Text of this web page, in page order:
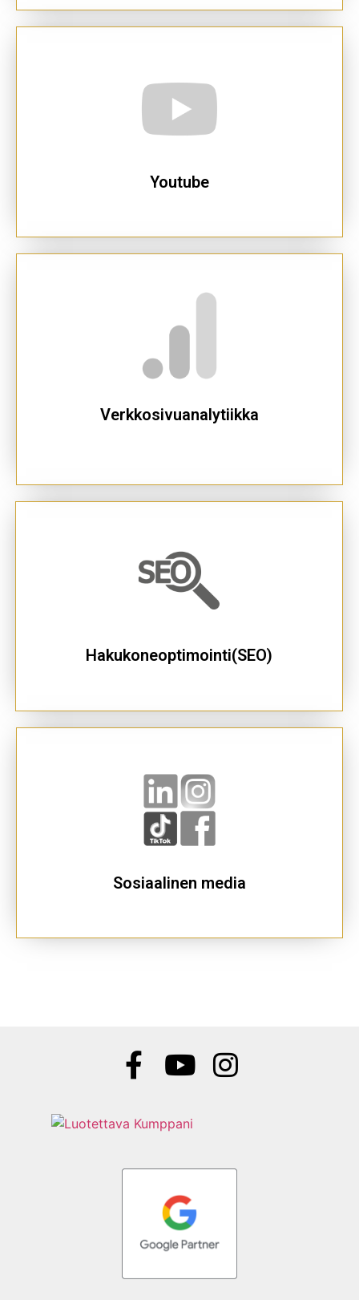
Youtube
Verkkosivuanalytiikka
Hakukoneoptimointi(SEO)
Sosiaalinen media